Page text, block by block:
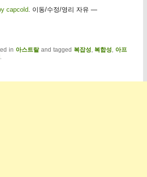
capcold . 이동/수정/영리 자유 —
in 아스트랄and tagged 복잡성,복합성, 아프
.